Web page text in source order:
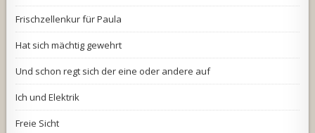
Frischzellenkur für Paula
Hat sich mächtig gewehrt
Und schon regt sich der eine oder andere auf
Ich und Elektrik
Freie Sicht